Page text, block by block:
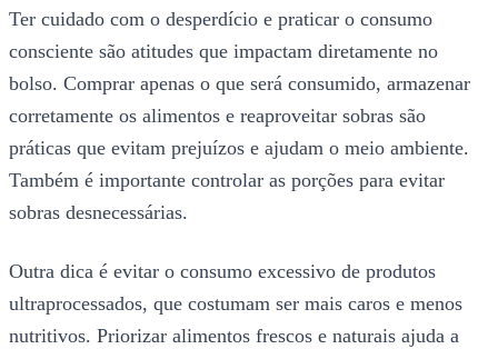
Ter cuidado com o desperdício e praticar o consumo
consciente são atitudes que impactam diretamente no
bolso. Comprar apenas o que será consumido, armazenar
corretamente os alimentos e reaproveitar sobras são
práticas que evitam prejuízos e ajudam o meio ambiente.
Também é importante controlar as porções para evitar
sobras desnecessárias.
Outra dica é evitar o consumo excessivo de produtos
ultraprocessados, que costumam ser mais caros e menos
nutritivos. Priorizar alimentos frescos e naturais ajuda a